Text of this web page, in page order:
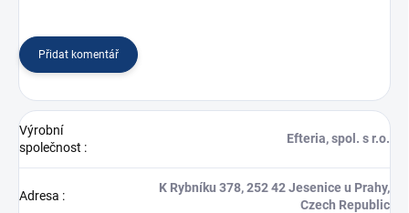
Přidat komentář
Výrobní
společnost :
Efteria, spol. s r.o.
Adresa :
K Rybníku 378, 252 42 Jesenice u Prahy,
Czech Republic